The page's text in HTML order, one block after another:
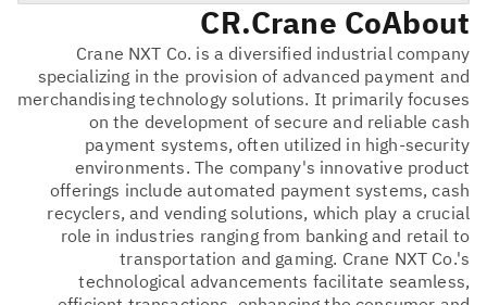
About
Crane Co.
CR
Crane NXT Co. is a diversified industrial company
specializing in the provision of advanced payment and
merchandising technology solutions. It primarily focuses
on the development of secure and reliable cash
payment systems, often utilized in high-security
environments. The company's innovative product
offerings include automated payment systems, cash
recyclers, and vending solutions, which play a crucial
role in industries ranging from banking and retail to
transportation and gaming. Crane NXT Co.'s
technological advancements facilitate seamless,